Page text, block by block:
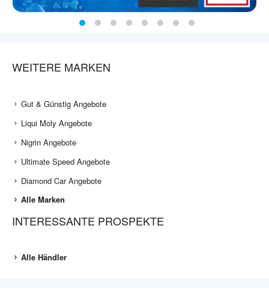
WEITERE MARKEN
Gut & Günstig Angebote
Liqui Moly Angebote
Nigrin Angebote
Ultimate Speed Angebote
Diamond Car Angebote
Alle Marken
INTERESSANTE PROSPEKTE
Alle Händler